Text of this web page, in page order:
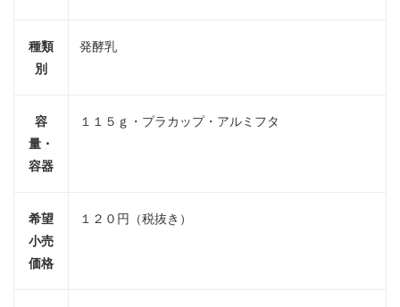
種類
別
発酵乳
容
量・
容器
１１５ｇ・プラカップ・アルミフタ
希望
小売
価格
１２０円（税抜き）